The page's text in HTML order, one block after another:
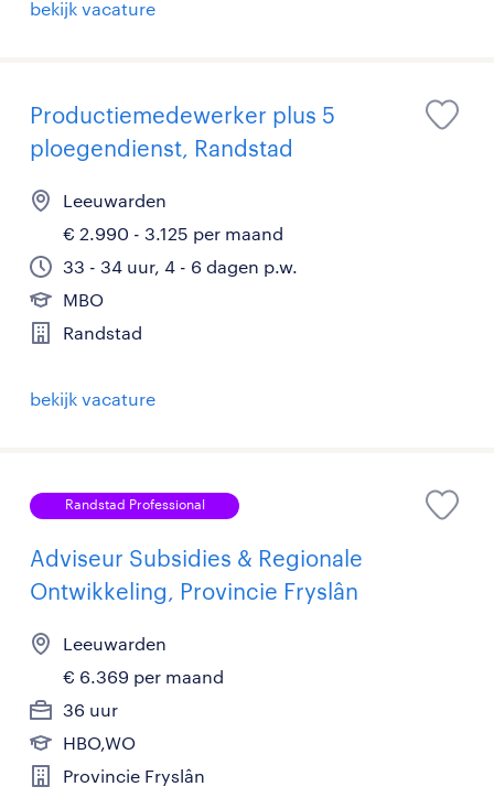
bekijk vacature
Productiemedewerker plus 5
ploegendienst, Randstad
Leeuwarden
€ 2.990 - 3.125 per maand
33 - 34 uur, 4 - 6 dagen p.w.
MBO
Randstad
bekijk vacature
Randstad Professional
Adviseur Subsidies & Regionale
Ontwikkeling, Provincie Fryslân
Leeuwarden
€ 6.369 per maand
36 uur
HBO,WO
Provincie Fryslân